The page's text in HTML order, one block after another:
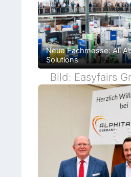
Neue Fachmesse: All
Solutions
Bild: Easyfairs